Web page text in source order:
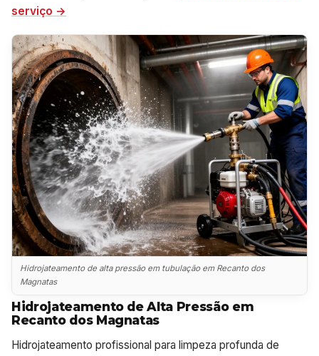
serviço →
Hidrojateamento de alta pressão em tubulação em Recanto dos
Magnatas
Hidrojateamento de Alta Pressão em
Recanto dos Magnatas
Hidrojateamento profissional para limpeza profunda de